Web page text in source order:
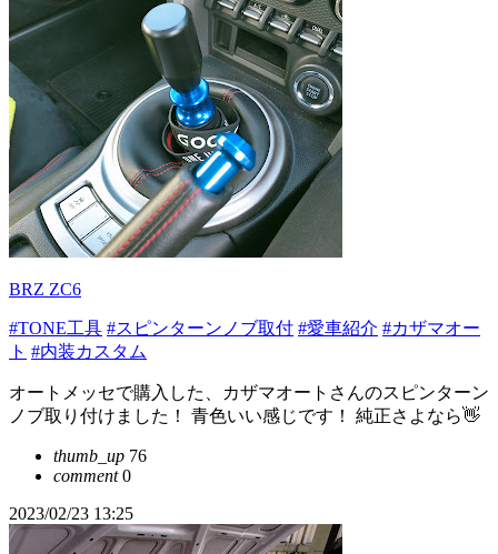
BRZ ZC6
#TONE工具 #スピンターンノブ取付 #愛車紹介 #カザマオー
ト #内装カスタム
オートメッセで購入した、カザマオートさんのスピンターン
ノブ取り付けました！ 青色いい感じです！ 純正さよなら👋
thumb_up 76
comment0
2023/02/23 13:25